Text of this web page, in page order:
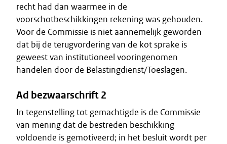
recht had dan waarmee in de
voorschotbeschikkingen rekening was gehouden.
Voor de Commissie is niet aannemelijk geworden
dat bij de terugvordering van de kot sprake is
geweest van institutioneel vooringenomen
handelen door de Belastingdienst/Toeslagen.
Ad bezwaarschrift 2
In tegenstelling tot gemachtigde is de Commissie
van mening dat de bestreden beschikking
voldoende is gemotiveerd; in het besluit wordt per